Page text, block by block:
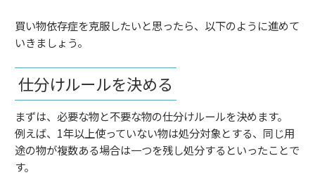
買い物依存症を克服したいと思ったら、以下のように進めて
いきましょう。
仕分けルールを決める
まずは、必要な物と不要な物の仕分けルールを決めます。
例えば、1年以上使っていない物は処分対象とする、同じ用
途の物が複数ある場合は一つを残し処分するといったことで
す。